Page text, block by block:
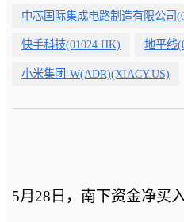
中芯国际集成电路制造有限公司
快手科技(01024.HK) 地平线
小米集团-W(ADR)(XIACY.US)
5月28日，南下资金净买